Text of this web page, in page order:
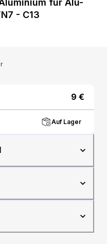
für Alu-
- C13
9 €
Auf Lager